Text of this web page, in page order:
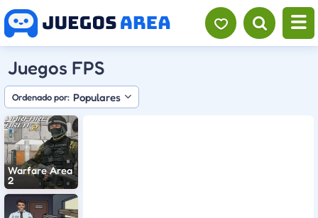
Juegos FPS
Ordenado por: Populares
Warfare Area
2